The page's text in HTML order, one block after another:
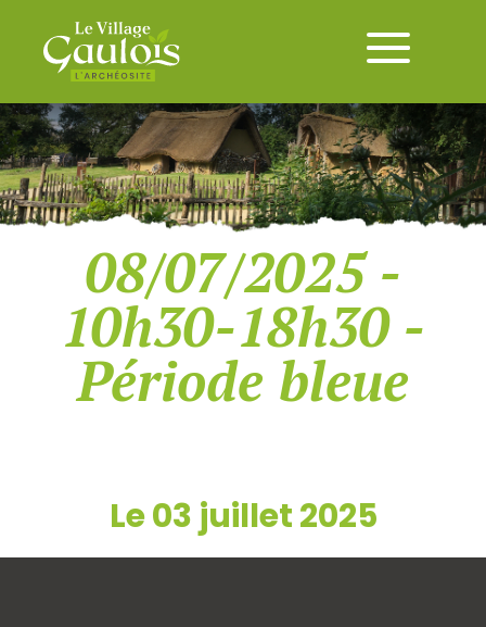
08/07/2025 -
10h30-18h30 -
Période bleue
Le 03 juillet 2025